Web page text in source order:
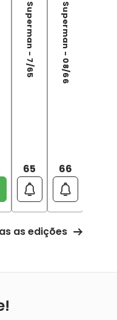
Superman - 7/65
65
Superman - 08/66
66
as edições